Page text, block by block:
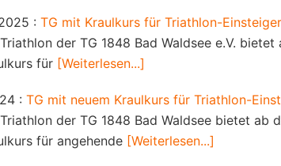
: TG mit Kraulkurs für Triathlon-Einsteiger
der TG 1848 Bad Waldsee e.V.
für [Weiterlesen...]
: TG mit neuem Kraulkurs für Triathlon-
der TG 1848 Bad Waldsee bietet ab
für angehende [Weiterlesen...]